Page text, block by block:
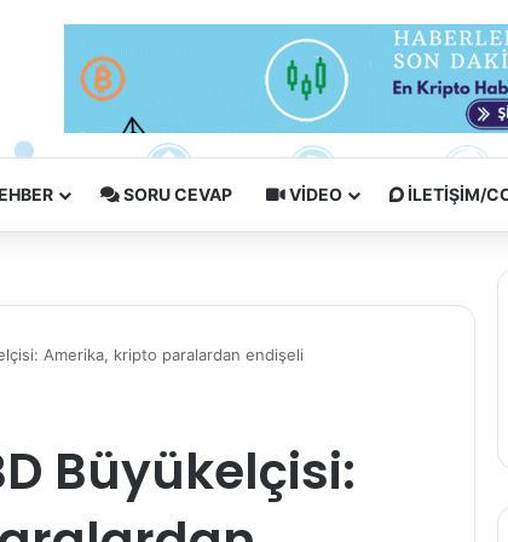
SORU CEVAP VIDEO İLETIŞIM/
Amerika, kripto paralardan endişeli
Büyükelçisi: